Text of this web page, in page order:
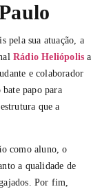
pela sua atuação, a
Rádio Heliópolis a
e colaborador
papo para
que a
como aluno, o
a qualidade de
Por fim,